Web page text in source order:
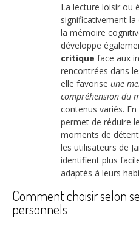
La lecture loisir ou
significativement
la mémoire
développe
critique face aux
rencontrées dans
elle favorise une
compréhension du
contenus variés.
permet de réduire
moments de
les utilisateurs de
identifient plus
adaptés à leurs
Comment choisir selon
personnels